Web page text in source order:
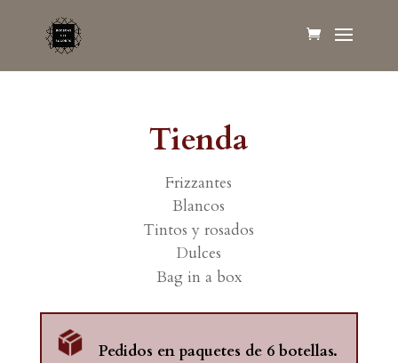
Tienda
Frizzantes
Blancos
Tintos y rosados
Dulces
Bag in a box
Pedidos en paquetes de 6 botellas.